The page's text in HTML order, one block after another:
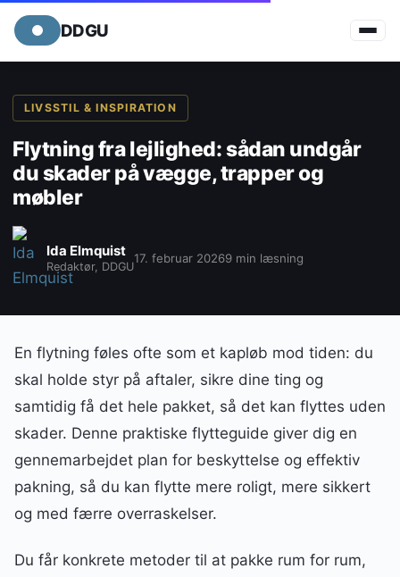
DDGU
LIVSSTIL & INSPIRATION
Flytning fra lejlighed: sådan undgår
du skader på vægge, trapper og
møbler
Ida Elmquist
Redaktør, DDGU
17. februar 20269 min læsning
En flytning føles ofte som et kapløb mod tiden: du
skal holde styr på aftaler, sikre dine ting og
samtidig få det hele pakket, så det kan flyttes uden
skader. Denne praktiske flytteguide giver dig en
gennemarbejdet plan for beskyttelse og effektiv
pakning, så du kan flytte mere roligt, mere sikkert
og med færre overraskelser.
Du får konkrete metoder til at pakke rum for rum,